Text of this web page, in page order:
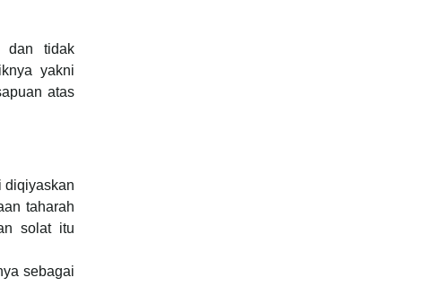
dan tidak
yakni
atas
diqiyaskan
taharah
solat itu
sebagai